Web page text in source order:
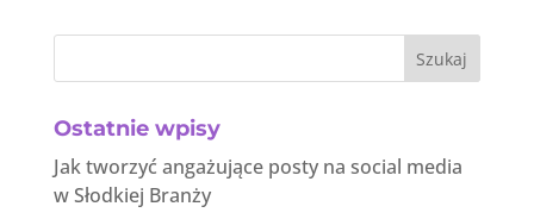
Szukaj
Ostatnie wpisy
Jak tworzyć angażujące posty na social media
w Słodkiej Branży